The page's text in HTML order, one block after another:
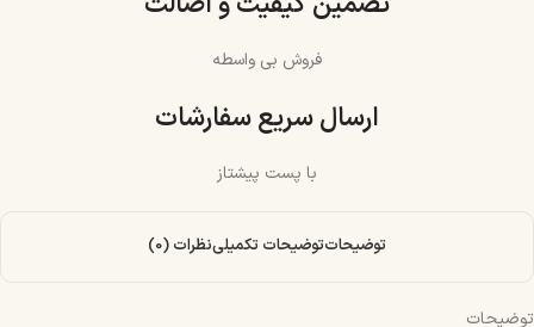
فروش بی واسطه
ارسال سریع سفارشات
با پست پیشتاز
توضیحاتتوضیحات تکمیلینظرات (0)
توضیحات